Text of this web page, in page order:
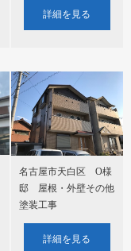
詳細を見る
名古屋市天白区 O様
邸 屋根・外壁その他
塗装工事
詳細を見る